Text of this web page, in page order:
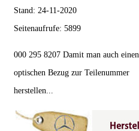
Stand: 24-11-2020
Seitenaufrufe: 5899
000 295 8207 Damit man auch einen
optischen Bezug zur Teilenummer
herstellen...